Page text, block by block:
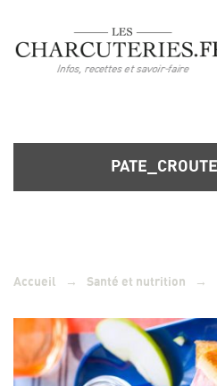
Accueil → Santé et nutrition →